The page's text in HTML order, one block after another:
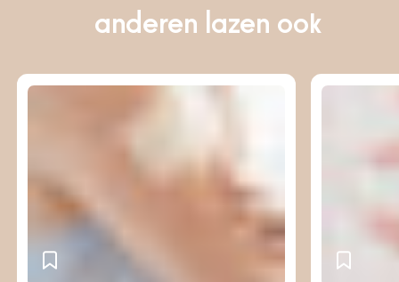
anderen lazen ook